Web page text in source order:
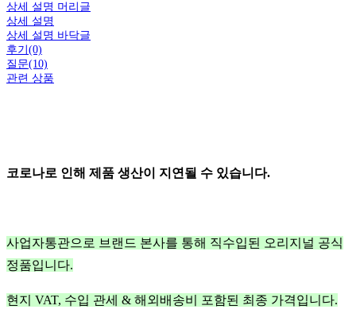
상세 설명 머리글
상세 설명
상세 설명 바닥글
후기(0)
질문(10)
관련 상품
코로나로 인해 제품 생산이 지연될 수 있습니다.
사업자통관으로 브랜드 본사를 통해 직수입된 오리지널 공식
정품입니다.
현지 VAT, 수입 관세 & 해외배송비 포함된 최종 가격입니다.